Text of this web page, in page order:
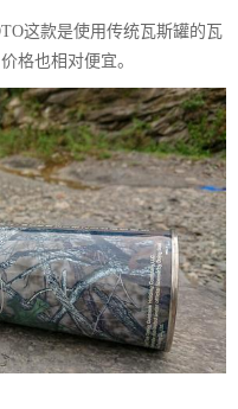
这款是使用传统瓦斯罐的瓦
格也相对便宜。